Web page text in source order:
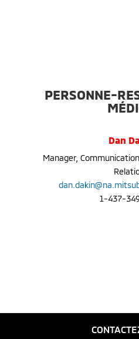
PERSONNE-
Dan
Manager,
1-437-